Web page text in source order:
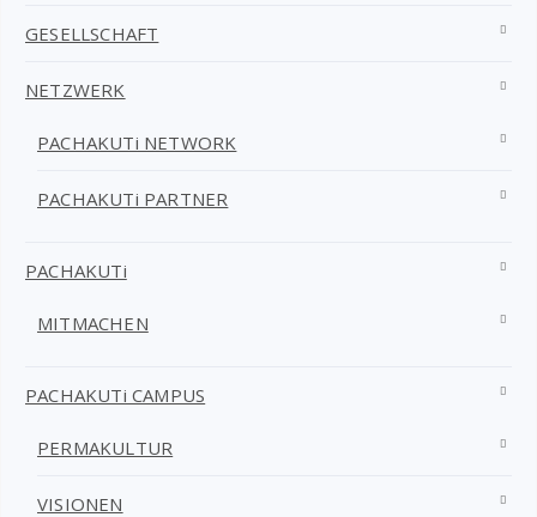
GESELLSCHAFT
NETZWERK
PACHAKUTi NETWORK
PACHAKUTi PARTNER
PACHAKUTi
MITMACHEN
PACHAKUTi CAMPUS
PERMAKULTUR
VISIONEN